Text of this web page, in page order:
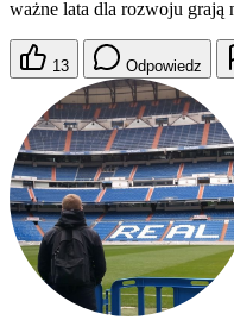
ważne lata dla rozwoju grają
13 Odpowiedz